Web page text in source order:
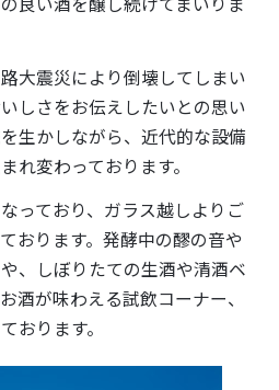
良い酒を醸し続けてまいりま
大震災により倒壊してしまい
しさをお伝えしたいとの思い
生かしながら、近代的な設備
れ変わっております。
っており、ガラス越しよりご
おります。発酵中の醪の音や
、しぼりたての生酒や清酒ベ
酒が味わえる試飲コーナー、
おります。